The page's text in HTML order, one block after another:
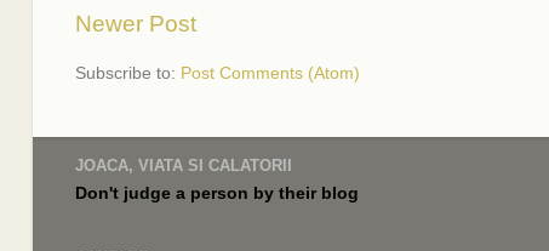
Newer Post
Subscribe to: Post Comments (Atom)
JOACA, VIATA SI CALATORII
Don't judge a person by their blog